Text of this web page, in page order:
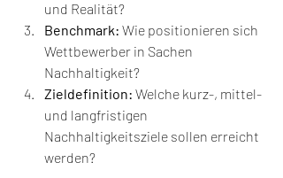
und Realität?
Benchmark: Wie positionieren sich
Wettbewerber in Sachen
Nachhaltigkeit?
Zieldefinition: Welche kurz-, mittel-
und langfristigen
Nachhaltigkeitsziele sollen erreicht
werden?